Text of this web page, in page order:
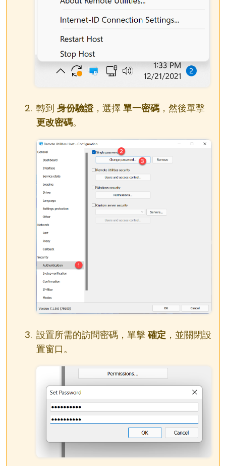
轉到 身份驗證，選擇 單一密碼 ，然後單擊
更改密碼。
設置所需的訪問密碼，單擊確定 ，並關閉設
置窗口。